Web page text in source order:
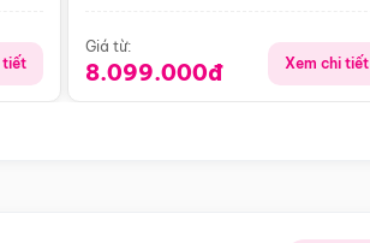
tiết
Giá từ:
8.099.000đ Xem chi tiết